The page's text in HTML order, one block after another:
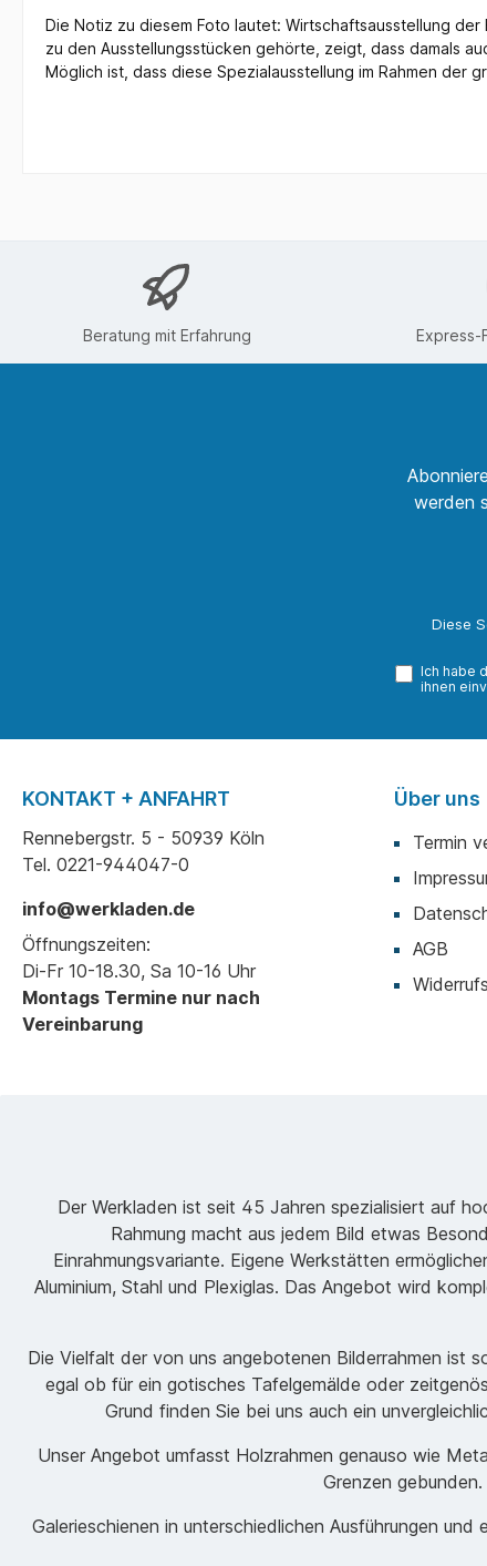
Die Notiz zu diesem Foto lautet: Wirtschaftsausstellung
zu den Ausstellungsstücken gehörte, zeigt, dass damals
Möglich ist, dass diese Spezialausstellung im Rahmen der
Beratung mit Erfahrung Express-
werden
Diese
Ich habe
ihnen
KONTAKT + ANFAHRT
Rennebergstr. 5 - 50939 Köln
Tel. 0221-944047-0
info@werkladen.de
Öffnungszeiten:
Di-Fr 10-18.30, Sa 10-16 Uhr
Montags Termine nur nach
Vereinbarung
Über uns
Termin
AGB
Der Werkladen ist seit 45 Jahren spezialisiert auf
Rahmung macht aus jedem Bild etwas
Einrahmungsvariante. Eigene Werkstätten
Aluminium, Stahl und Plexiglas. Das Angebot wird
Die Vielfalt der von uns angebotenen Bilderrahmen ist
egal ob für ein gotisches Tafelgemälde oder
Grund finden Sie bei uns auch ein
Unser Angebot umfasst Holzrahmen genauso wie
Grenzen
Galerieschienen in unterschiedlichen Ausführungen